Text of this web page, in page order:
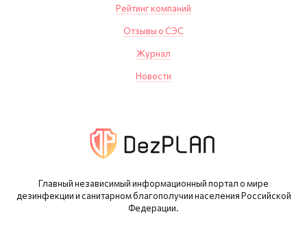
Главный независимый информационный портал о мире
дезинфекции и санитарном благополучии населения Российской
Федерации.
Рейтинг компаний
Отзывы о СЭС
Журнал
Новости